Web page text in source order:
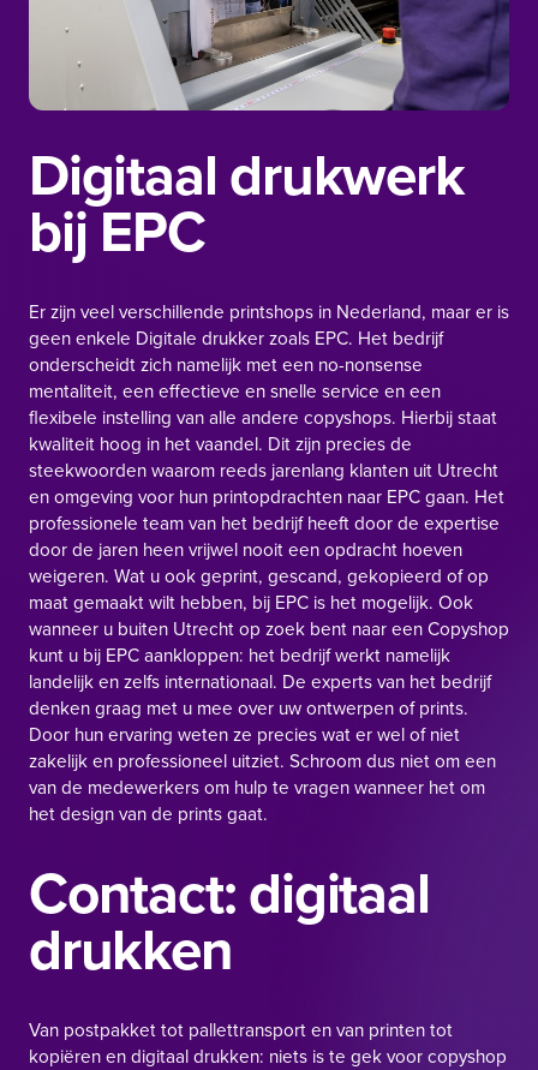
Digitaal drukwerk
bij EPC
Er zijn veel verschillende printshops in Nederland, maar er is
geen enkele Digitale drukker zoals EPC. Het bedrijf
onderscheidt zich namelijk met een no-nonsense
mentaliteit, een effectieve en snelle service en een
flexibele instelling van alle andere copyshops. Hierbij staat
kwaliteit hoog in het vaandel. Dit zijn precies de
steekwoorden waarom reeds jarenlang klanten uit Utrecht
en omgeving voor hun printopdrachten naar EPC gaan. Het
professionele team van het bedrijf heeft door de expertise
door de jaren heen vrijwel nooit een opdracht hoeven
weigeren. Wat u ook geprint, gescand, gekopieerd of op
maat gemaakt wilt hebben, bij EPC is het mogelijk. Ook
wanneer u buiten Utrecht op zoek bent naar een Copyshop
kunt u bij EPC aankloppen: het bedrijf werkt namelijk
landelijk en zelfs internationaal. De experts van het bedrijf
denken graag met u mee over uw ontwerpen of prints.
Door hun ervaring weten ze precies wat er wel of niet
zakelijk en professioneel uitziet. Schroom dus niet om een
van de medewerkers om hulp te vragen wanneer het om
het design van de prints gaat.
Contact: digitaal
drukken
Van postpakket tot pallettransport en van printen tot
kopiëren en digitaal drukken: niets is te gek voor copyshop